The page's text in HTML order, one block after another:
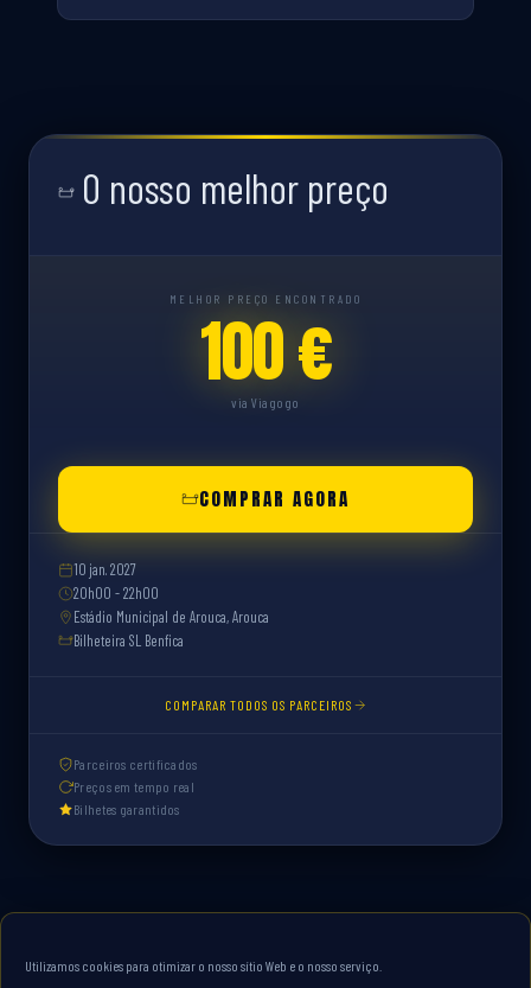
Utilizamos cookies para otimizar o nosso sítio Web e o nosso serviço.
O nosso melhor preço
MELHOR PREÇO ENCONTRADO
100 €
via Viagogo
COMPRAR AGORA
10 jan. 2027
20h00 - 22h00
Estádio Municipal de Arouca, Arouca
Bilheteira SL Benfica
COMPARAR TODOS OS PARCEIROS
Parceiros certificados
Preços em tempo real
Bilhetes garantidos